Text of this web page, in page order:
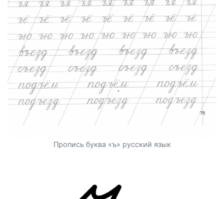
Пропись буква «ъ» русский язык